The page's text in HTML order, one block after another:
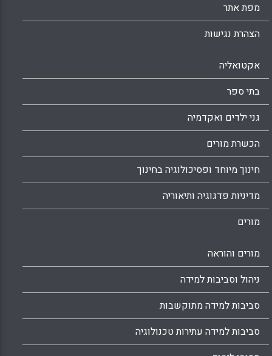
מפת אתר
הצהרת נגישות
אקטואליה
בתי ספר
גני ילדים ואקדמיה
הכשרת מורים
חינוך מיוחד ופסיכולוגיה בחינוך
מדיניות פדגוגיה ותיאוריה
מורים
מורים והוראה
ניהול וסביבות למידה
סביבות למידה מתוקשבות
סביבות למידה עתירות טכנולוגיה